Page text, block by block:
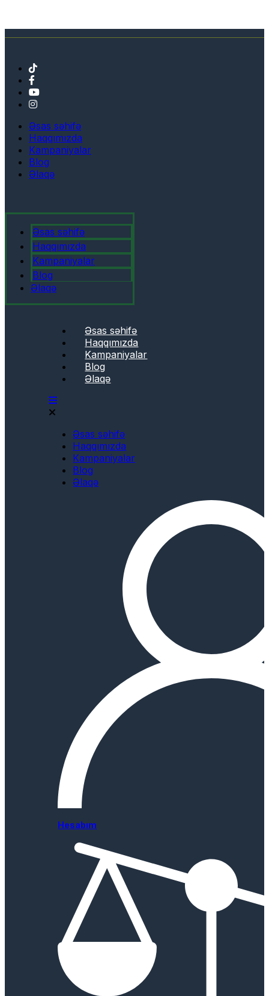
Əsas səhifə
Haqqımızda
Kampaniyalar
Blog
Əlaqə
Əsas səhifə
Haqqımızda
Kampaniyalar
Blog
Əlaqə
Əsas səhifə
Haqqımızda
Kampaniyalar
Blog
Əlaqə
Əsas səhifə
Haqqımızda
Kampaniyalar
Blog
Əlaqə
Hesabım